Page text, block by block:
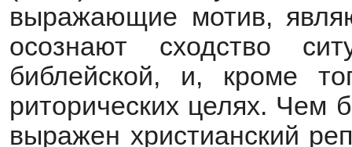
выражающие мотив,
осознают сходство
библейской, и, кроме
риторических целях. Чем
выражен христианский